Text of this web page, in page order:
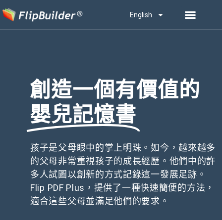
English
創造一個有價值的
嬰兒記憶書
孩子是父母眼中的掌上明珠。如今，越來越多
的父母非常重視孩子的成長經歷。他們中的許
多人試圖以創新的方式記錄這一發展足跡。
Flip PDF Plus，提供了一種快速簡便的方法，
適合這些父母並滿足他們的要求。